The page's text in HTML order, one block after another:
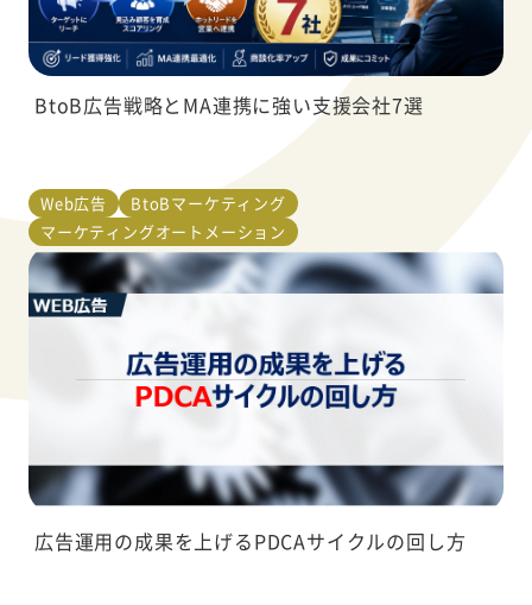
BtoB広告戦略とMA連携に強い支援会社7選
Web広告
BtoBマーケティング
マーケティングオートメーション
広告運用の成果を上げるPDCAサイクルの回し方